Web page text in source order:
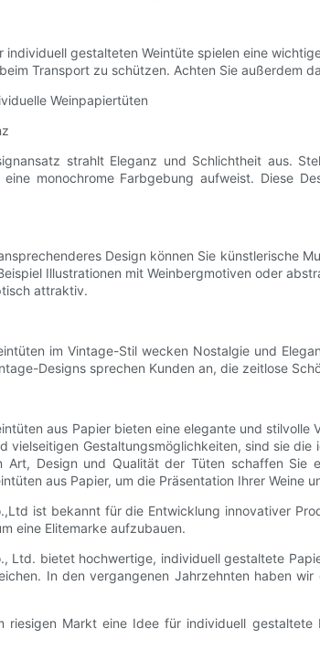
individuell gestalteten Weintüte spielen eine
Transport zu schützen. Achten Sie außerdem
Weinpapiertüten
strahlt Eleganz und Schlichtheit aus.
eine monochrome Farbgebung aufweist. Diese
Design können Sie künstlerische
Illustrationen mit Weinbergmotiven oder
attraktiv.
im Vintage-Stil wecken Nostalgie und
Designs sprechen Kunden an, die zeitlose
aus Papier bieten eine elegante und
vielseitigen Gestaltungsmöglichkeiten, sind sie
Art, Design und Qualität der Tüten schaffen Sie
aus Papier, um die Präsentation Ihrer
ist bekannt für die Entwicklung innovativer
eine Elitemarke aufzubauen.
Ltd. bietet hochwertige, individuell gestaltete
In den vergangenen Jahrzehnten haben
riesigen Markt eine Idee für individuell